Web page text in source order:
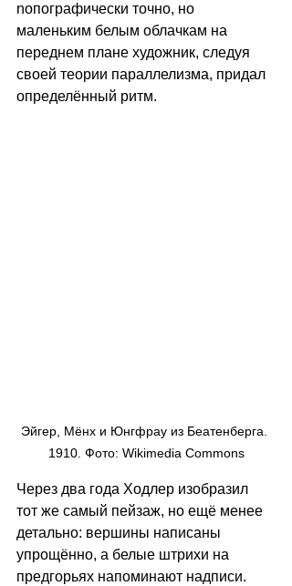
nопографически точно, но
маленьким белым облачкам на
переднем плане художник, следуя
своей теории параллелизма, придал
определённый ритм.
Эйгер, Мёнх и Юнгфрау из Беатенберга.
1910. Фото: Wikimedia Commons
Через два года Ходлер изобразил
тот же самый пейзаж, но ещё менее
детально: вершины написаны
упрощённо, а белые штрихи на
предгорьях напоминают надписи.